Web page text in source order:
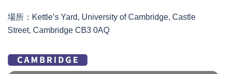
場所：Kettle’s Yard, University of Cambridge, Castle
Street, Cambridge CB3 0AQ